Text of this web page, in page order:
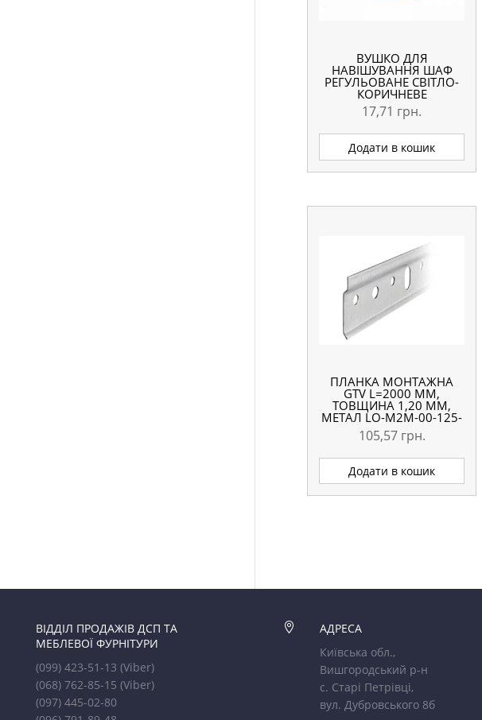
ВУШКО ДЛЯ
НАВІШУВАННЯ ШАФ
РЕГУЛЬОВАНЕ СВІТЛО-
КОРИЧНЕВЕ
17,71 грн.
Додати в кошик
ПЛАНКА МОНТАЖНА
GTV L=2000 ММ,
ТОВЩИНА 1,20 ММ,
МЕТАЛ LO-M2M-00-125-
A
105,57 грн.
Додати в кошик
ВІДДІЛ ПРОДАЖІВ ДСП ТА
МЕБЛЕВОЇ ФУРНІТУРИ
(099) 423-51-13(Viber)
(068) 762-85-15(Viber)
(097) 445-02-80

АДРЕСА
Київська обл.,
Вишгородський р-н
с. Старі Петрівці,
вул. Дубровського 8б